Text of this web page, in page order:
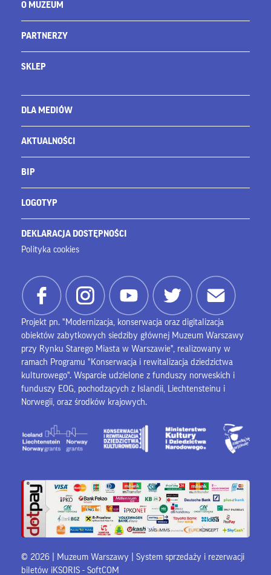
O MUZEUM
PARTNERZY
SKLEP
DLA MEDIÓW
AKTUALNOŚCI
BIP
LOGOTYP
DEKLARACJA DOSTĘPNOŚCI
Polityka cookies
Projekt pn. "Modernizacja, konserwacja oraz digitalizacja
obiektów zabytkowych siedziby głównej Muzeum Warszawy
przy Rynku Starego Miasta w Warszawie", realizowany w
ramach Programu "Konserwacja i rewitalizacja dziedzictwa
kulturowego". Wsparcie udzielone z funduszy norweskich i
funduszy EOG, pochodzących z Islandii, Liechtensteinu i
Norwegii, oraz środków krajowych.
© 2026 | Muzeum Warszawy | System sprzedaży i rezerwacji
biletów iKSORIS - SoftCOM